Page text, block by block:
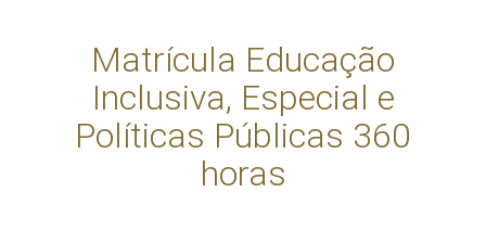
Matrícula Educação
Inclusiva, Especial e
Políticas Públicas 360
horas